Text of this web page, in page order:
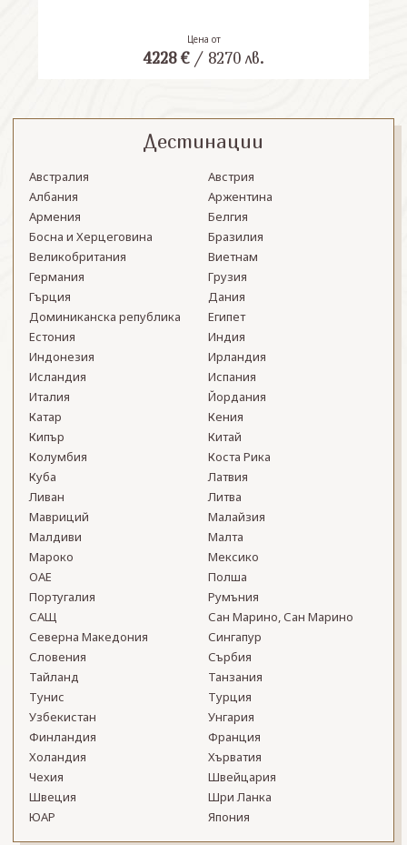
Цена от
4228 €/ 8270 лв.
Дестинации
Австралия
Австрия
Албания
Аржентина
Армения
Белгия
Босна и Херцеговина
Бразилия
Великобритания
Виетнам
Германия
Грузия
Гърция
Дания
Доминиканска република
Египет
Естония
Индия
Индонезия
Ирландия
Исландия
Испания
Италия
Йордания
Катар
Кения
Кипър
Китай
Колумбия
Коста Рика
Куба
Латвия
Ливан
Литва
Мавриций
Малайзия
Малдиви
Малта
Мароко
Мексико
ОАЕ
Полша
Португалия
Румъния
САЩ
Сан Марино, Сан Марино
Северна Македония
Сингапур
Словения
Сърбия
Тайланд
Танзания
Тунис
Турция
Узбекистан
Унгария
Финландия
Франция
Холандия
Хърватия
Чехия
Швейцария
Швеция
Шри Ланка
ЮАР
Япония